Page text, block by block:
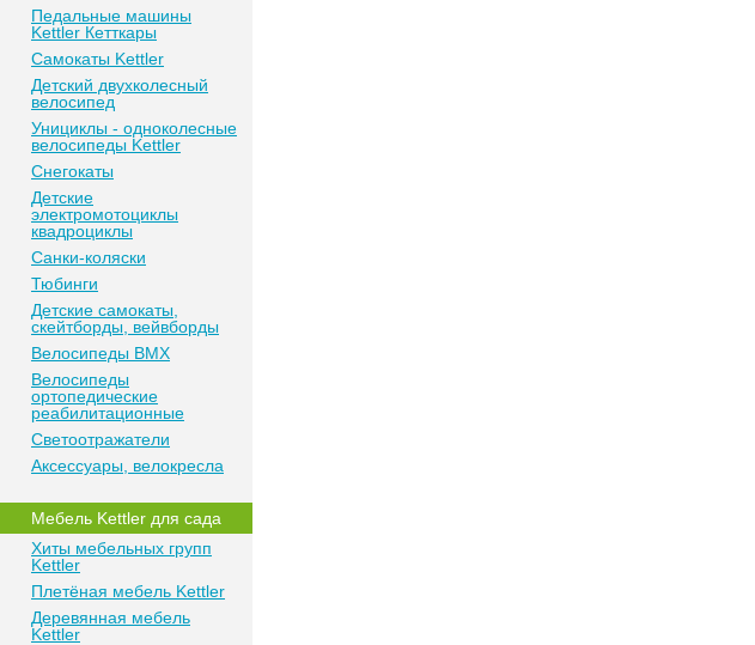
Педальные машины
Kettler Кетткары
Самокаты Kettler
Детский двухколесный
велосипед
Унициклы - одноколесные
велосипеды Kettler
Снегокаты
Детские
электромотоциклы
квадроциклы
Санки-коляски
Тюбинги
Детские самокаты,
скейтборды, вейвборды
Велосипеды BMX
Велосипеды
ортопедические
реабилитационные
Светоотражатели
Аксессуары, велокресла
Мебель Kettler для сада
Хиты мебельных групп
Kettler
Плетёная мебель Kettler
Деревянная мебель
Kettler